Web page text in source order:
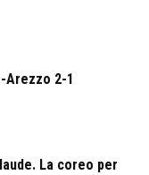
Arezzo 2-1
La coreo per